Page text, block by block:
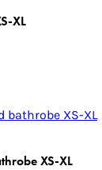
XL
XS-XL